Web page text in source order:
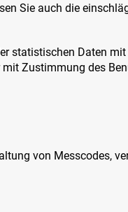
Sie auch die
statistischen Daten
Zustimmung des
von Messcodes,